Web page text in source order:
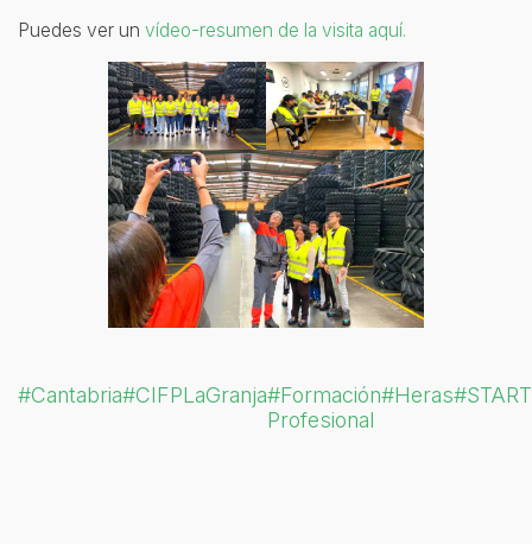
Puedes ver unvídeo-resumen de la visita aquí.
#Cantabria#CIFPLaGranja#Formación
Profesional
#Heras